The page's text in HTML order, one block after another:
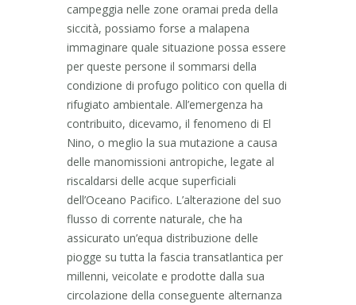
campeggia nelle zone oramai preda della
siccità, possiamo forse a malapena
immaginare quale situazione possa essere
per queste persone il sommarsi della
condizione di profugo politico con quella di
rifugiato ambientale. All’emergenza ha
contribuito, dicevamo, il fenomeno di El
Nino, o meglio la sua mutazione a causa
delle manomissioni antropiche, legate al
riscaldarsi delle acque superficiali
dell’Oceano Pacifico. L’alterazione del suo
flusso di corrente naturale, che ha
assicurato un’equa distribuzione delle
piogge su tutta la fascia transatlantica per
millenni, veicolate e prodotte dalla sua
circolazione della conseguente alternanza